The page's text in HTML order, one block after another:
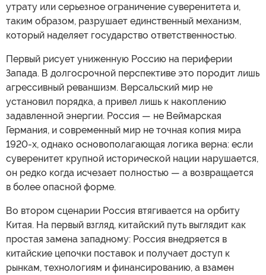
утрату или серьезное ограничение суверенитета и,
таким образом, разрушает единственный механизм,
который наделяет государство ответственностью.
Первый рисует униженную Россию на периферии
Запада. В долгосрочной перспективе это породит лишь
агрессивный реваншизм. Версальский мир не
установил порядка, а привел лишь к накоплению
задавленной энергии. Россия — не Веймарская
Германия, и современный мир не точная копия мира
1920-х, однако основополагающая логика верна: если
суверенитет крупной исторической нации нарушается,
он редко когда исчезает полностью — а возвращается
в более опасной форме.
Во втором сценарии Россия втягивается на орбиту
Китая. На первый взгляд, китайский путь выглядит как
простая замена западному: Россия внедряется в
китайские цепочки поставок и получает доступ к
рынкам, технологиям и финансированию, а взамен